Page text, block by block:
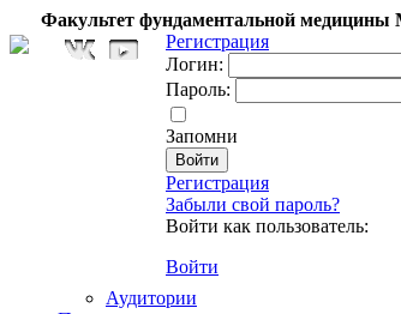
Факультет фундаментальной
Регистрация
Логин:
Пароль:
Запомни
Регистрация
Забыли свой пароль?
Войти как пользователь:
Войти
Аудитории